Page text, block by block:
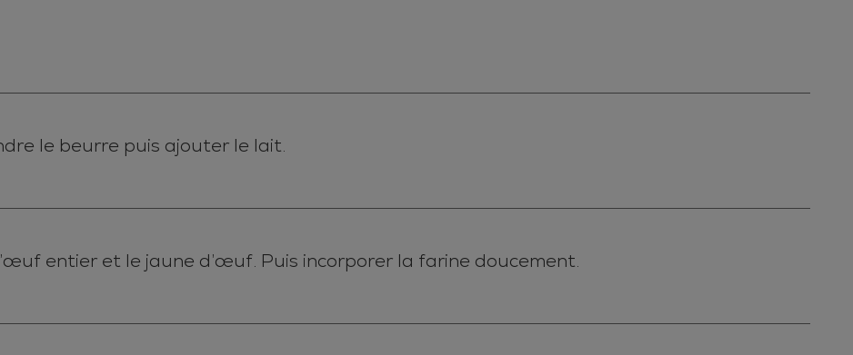
le beurre puis ajouter le lait.
entier et le jaune d’œuf. Puis incorporer la farine doucement.